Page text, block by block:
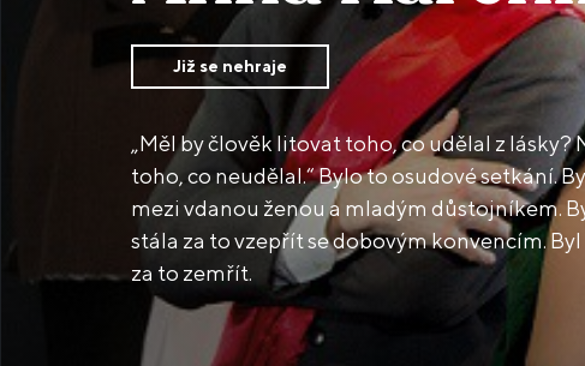
Již se nehraje
„Měl by člověk litovat toho, co udělal z lásky?
toho, co neudělal.“ Bylo to osudové setkání. Byla to osudová láska
mezi vdanou ženou a mladým důstojníkem.
stála za to vzepřít se dobovým konvencím.
za to zemřít.